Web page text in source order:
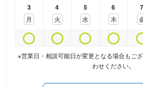
3
月
4
火
5
水
6
木
7
※営業日・相談可能日が変更となる場合もご
わせください。